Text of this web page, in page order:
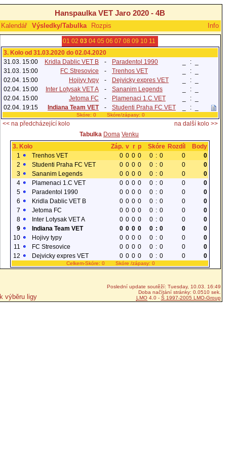
Hanspaulka VET Jaro 2020 - 4B
Kalendář Výsledky/Tabulka Rozpis Info
01 02 03 04 05 06 07 08 09 10 11
3. Kolo od 31.03.2020 do 02.04.2020
31.03. 15:00
Kridla Dablic VET B - Paradentol 1990 :
31.03. 15:00
FC Stresovice - Trenhos VET :
02.04. 15:00
Hojivy typy - Dejvicky expres VET :
02.04. 15:00
Inter Lotysak VET A - Sananim Legends :
02.04. 15:00
Jetoma FC - Plamenaci 1.C VET :
02.04. 19:15
Indiana Team VET - Studenti Praha FC VET :
Skóre: 0 Skóre/zápasy: 0
<< na předcházející kolo
na další kolo >>
Tabulka Doma Venku
3. Kolo
Záp. v r p Skóre Rozdíl
Body
1
Trenhos VET 0 0 0 0 0 : 0 0
0
2
Studenti Praha FC VET 0 0 0 0 0 : 0 0
0
3
Sananim Legends 0 0 0 0 0 : 0 0
0
4
Plamenaci 1.C VET 0 0 0 0 0 : 0 0
0
5
Paradentol 1990 0 0 0 0 0 : 0 0
0
6
Kridla Dablic VET B 0 0 0 0 0 : 0 0
0
7
Jetoma FC 0 0 0 0 0 : 0 0
0
8
Inter Lotysak VET A 0 0 0 0 0 : 0 0
0
9
Indiana Team VET 0 0 0 0 0 : 0 0
0
10
Hojivy typy 0 0 0 0 0 : 0 0
0
11
FC Stresovice 0 0 0 0 0 : 0 0
0
12
Dejvicky expres VET 0 0 0 0 0 : 0 0 0
Celkem-Skóre: 0 Skóre /zápasy: 0
k výběru ligy
Poslední update soutěží: Tuesday, 10.03. 16:49
Doba načítání stránky: 0.0510 sek.
LMO4.0 - Š 1997-2005 LMO-Group